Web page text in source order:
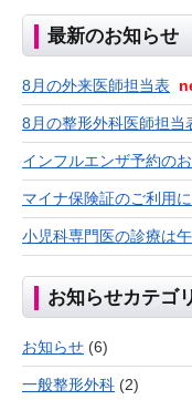
最新のお知らせ
8月の外来医師担当表
8月の整形外科医師担当
インフルエンザ予約の
マイナ保険証のご利用
小児科専門医の診療は
お知らせカテゴ
お知らせ (6)
一般整形外科 (2)